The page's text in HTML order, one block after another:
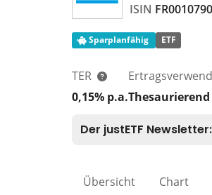
ISIN
Sparplanfähig ETF
TER
0,15% p.a.Thesaurierend
Übersicht Chart